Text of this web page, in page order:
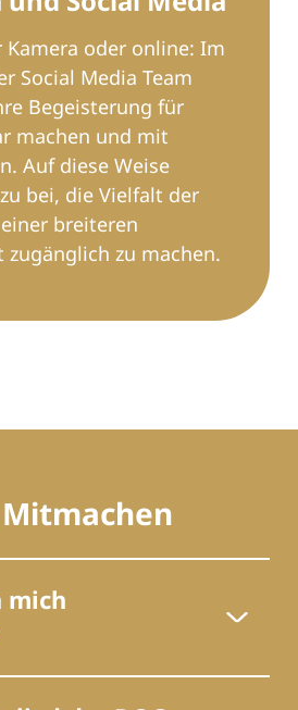
oder online: Im
Social Media Team
Begeisterung für
machen und mit
Auf diese Weise
bei, die Vielfalt der
breiteren
zu machen.
Mitmachen
mich